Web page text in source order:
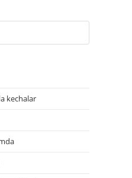
клавишу
kechalar